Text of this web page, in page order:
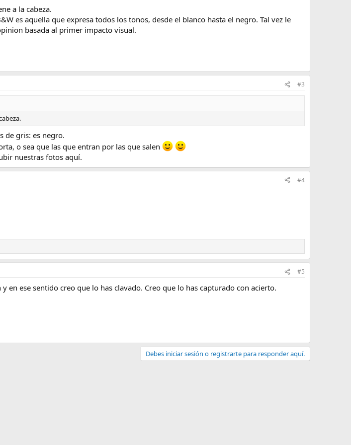
a la cabeza.
es aquella que expresa todos los tonos, desde el blanco hasta el negro. Tal vez le
basada al primer impacto visual.
#3
de gris: es negro.
o sea que las que entran por las que salen
nuestras fotos aquí.
#4
#5
en ese sentido creo que lo has clavado. Creo que lo has capturado con acierto.
Debes iniciar sesión o registrarte para responder aquí.